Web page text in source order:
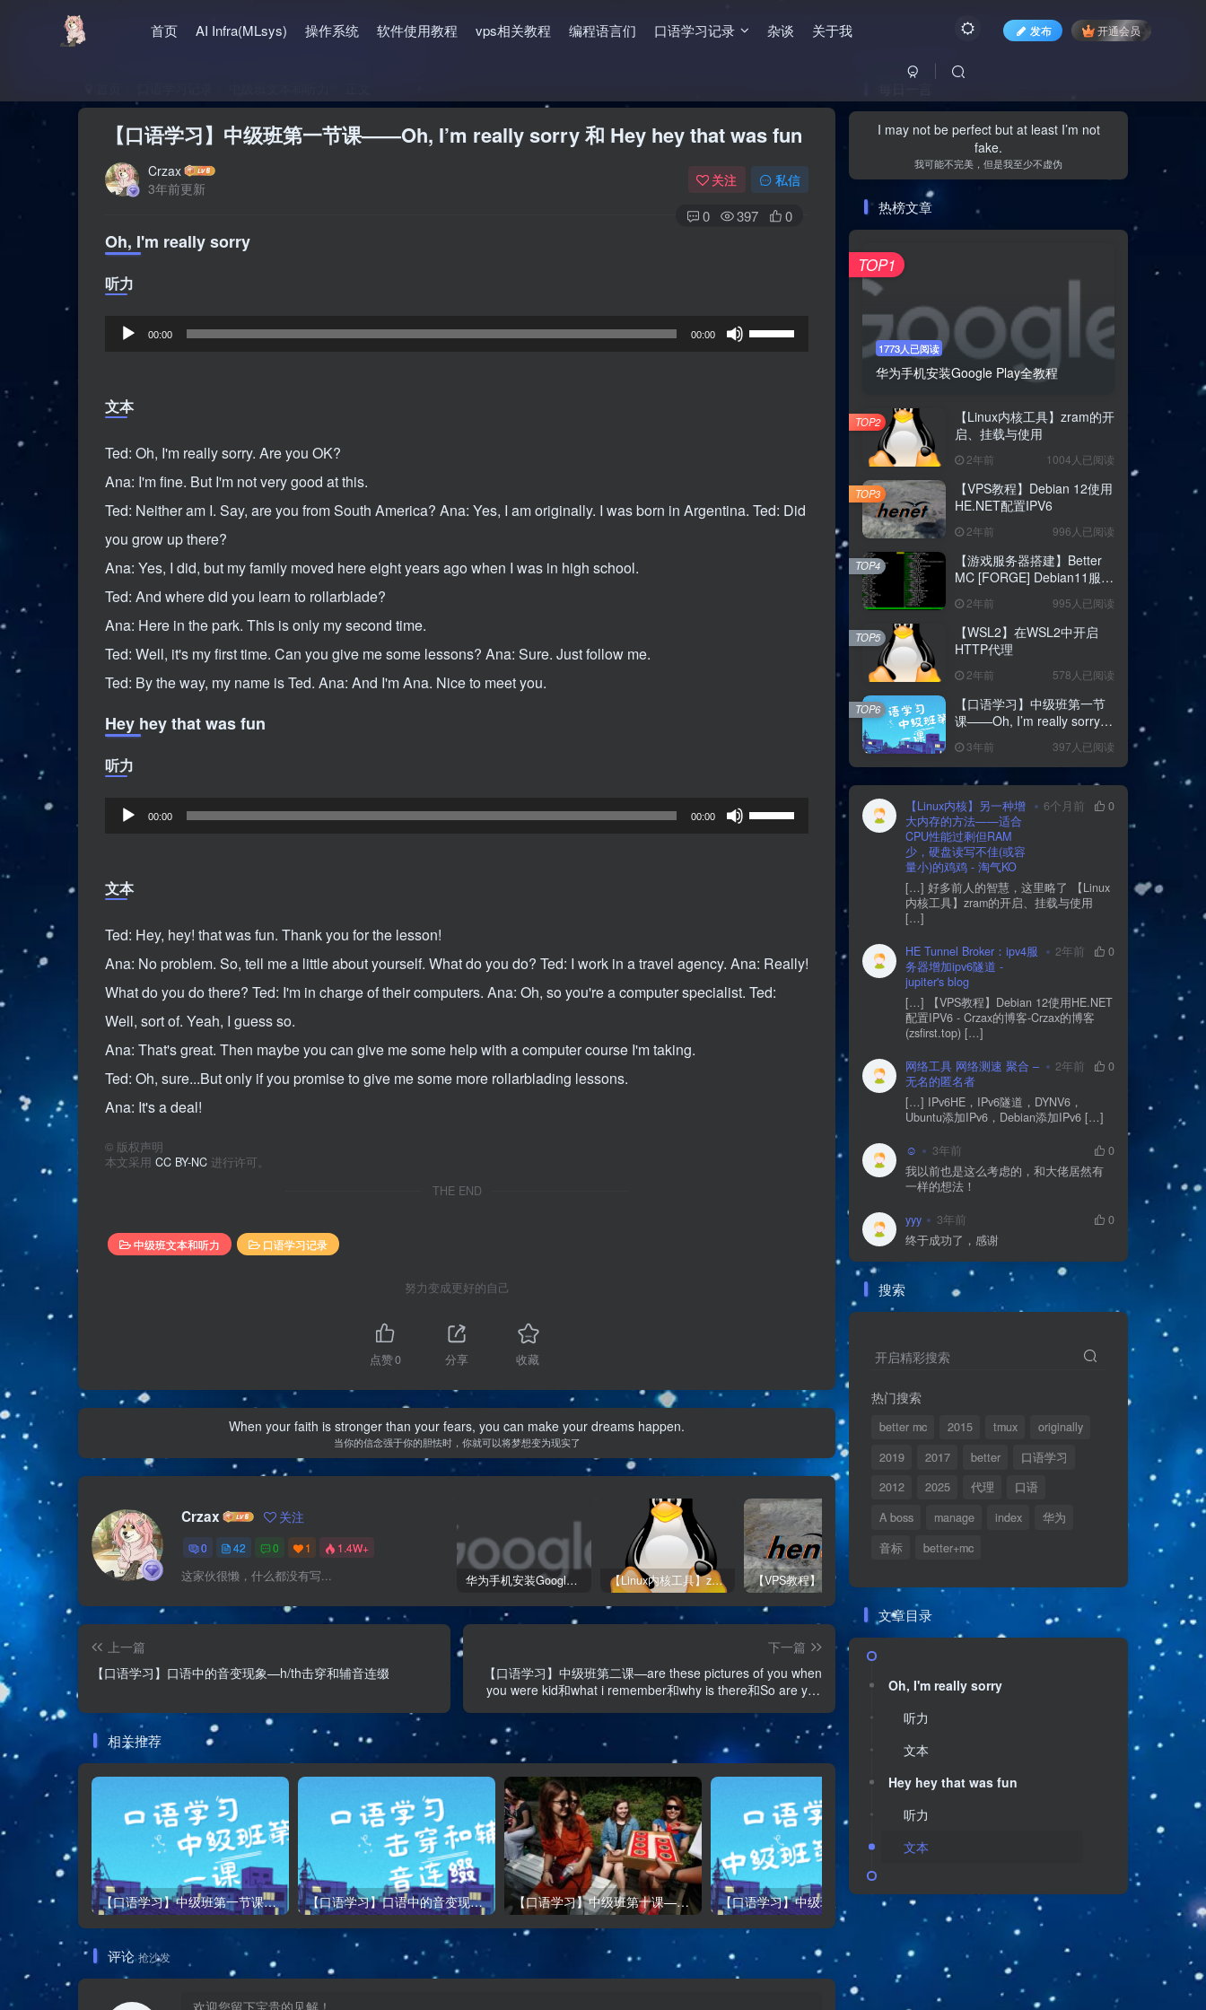
首页 AI Infra(MLsys) 操作系统 软件使用教程 vps相关教程 编程语言们 口语学习记录 杂谈 关于我 发布 开通会员
【口语学习】中级班第一节课——Oh, I’m really sorry 和 Hey hey that was fun
Crzax
3年前更新
关注 私信
0 397 0
Oh, I'm really sorry
听力
放
器
00:00 00:00
使
文本
Ted: Oh, I'm really sorry. Are you OK?
Ana: I'm fine. But I'm not very good at this.
Ted: Neither am I. Say, are you from South America? Ana: Yes, I am originally. I was born in Argentina. Ted: Did
you grow up there?
Ana: Yes, I did, but my family moved here eight years ago when I was in high school.
Ted: And where did you learn to rollarblade?
Ana: Here in the park. This is only my second time.
Ted: Well, it's my first time. Can you give me some lessons? Ana: Sure. Just follow me.
Ted: By the way, my name is Ted. Ana: And I'm Ana. Nice to meet you.
Hey hey that was fun
听力
放
器
00:00 00:00
使
文本
Ted: Hey, hey! that was fun. Thank you for the lesson!
Ana: No problem. So, tell me a little about yourself. What do you do? Ted: I work in a travel agency. Ana: Really!
What do you do there? Ted: I'm in charge of their computers. Ana: Oh, so you're a computer specialist. Ted:
Well, sort of. Yeah, I guess so.
Ana: That's great. Then maybe you can give me some help with a computer course I'm taking.
Ted: Oh, sure...But only if you promise to give me some more rollarblading lessons.
Ana: It's a deal!
© 版权声明
本文采用 CC BY-NC 进行许可。
THE END
中级班文本和听力 口语学习记录
努力变成更好的自己
点赞0 分享 收藏
When your faith is stronger than your fears, you can make your dreams happen.
当你的信念强于你的胆怯时，你就可以将梦想变为现实了
Crzax 关注
0 42 0 1 1.4W+
这家伙很懒，什么都没有写... 华为手机安装Google Play全教程 【Linux内核工具】zram的开启、挂载与使用
上一篇
【口语学习】口语中的音变现象—h/th击穿和辅音连缀
下一篇
【口语学习】中级班第二课—are these pictures of you when
you were kid和what i remember和why is there和So are you
相关推荐
【口语学习】中级班第一节课——Oh, I’m really sorry 和 Hey hey that was fun 【口语学习】口语中的音变现象—h/th击穿和辅音连缀 【口语学习】中级班第十课——What should people do to make their visit to NY 【口语学习】中级班第九课——I’m so excited和what are you planing to do for your vocation
评论抢沙发
文章目录
Oh, I'm really sorry
听力
文本
听力
文本
I may not be perfect but at least I’m not
fake.
我可能不完美，但是我至少不虚伪
热榜文章
1773人已阅读
华为手机安装Google Play全教程
TOP1
【Linux内核工具】zram的开
启、挂载与使用
2年前 1004人已阅读
TOP2
【VPS教程】Debian 12使用
HE.NET配置IPV6
2年前 996人已阅读
TOP3
【游戏服务器搭建】Better
MC [FORGE] Debian11服务
2年前 995人已阅读
TOP4
【WSL2】在WSL2中开启
HTTP代理
2年前 578人已阅读
TOP5
【口语学习】中级班第一节
课——Oh, I’m really sorry
3年前 397人已阅读
TOP6
【Linux内核】另一种增
大内存的方法——适合
CPU性能过剩但RAM
少，硬盘读写不佳(或容
量小)的鸡鸡 - 淘气KO
6个月前 0
[…] 好多前人的智慧，这里略了 【Linux
内核工具】zram的开启、挂载与使用
[…]
HE Tunnel Broker：ipv4服
务器增加ipv6隧道 -
jupiter's blog
2年前 0
[…] 【VPS教程】Debian 12使用HE.NET
配置IPV6 - Crzax的博客-Crzax的博客
(zsfirst.top) […]
网络工具 网络测速 聚合 –
无名的匿名者
2年前 0
[…] IPv6HE，IPv6隧道，DYNV6，
Ubuntu添加IPv6，Debian添加IPv6 […]
☺ 3年前
0
我以前也是这么考虑的，和大佬居然有
一样的想法！
yyy 3年前
0
终于成功了，感谢
搜索
开启精彩搜索
热门搜索
better mc 2015 tmux
originally
2019
2017 better
口语学习
2012
2025 代理
口语
A boss
manage index
华为
音标
better+mc
文章目录
Oh, I'm really sorry
听力
文本
Hey hey that was fun
听力
文本